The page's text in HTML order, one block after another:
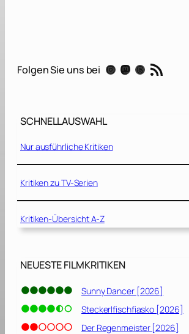
l
n
2
0
2
Folgen Sie uns bei Instagram Mastodon Threads RSS-Feed
SCHNELLAUSWAHL
Nur ausführliche Kritiken
Kritiken zu TV-Serien
Kritiken-Übersicht A-Z
NEUESTE FILMKRITIKEN
Sunny Dancer [2026]
Steckerlfischfiasko [2026]
Der Regenmeister [2026]